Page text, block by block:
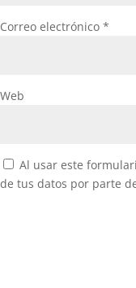
Correo electrónico *
Web
Al usar este
de tus datos por parte